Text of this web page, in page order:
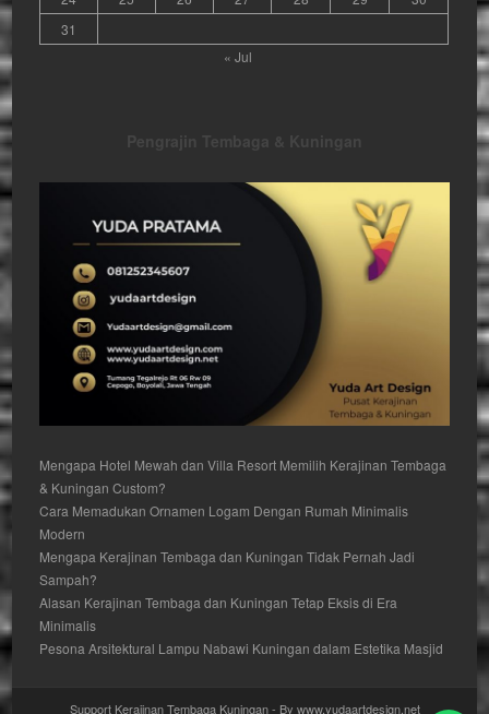
31
« Jul
Pengrajin Tembaga & Kuningan
Mengapa Hotel Mewah dan Villa Resort Memilih Kerajinan Tembaga
& Kuningan Custom?
Cara Memadukan Ornamen Logam Dengan Rumah Minimalis
Modern
Mengapa Kerajinan Tembaga dan Kuningan Tidak Pernah Jadi
Sampah?
Alasan Kerajinan Tembaga dan Kuningan Tetap Eksis di Era
Minimalis
Pesona Arsitektural Lampu Nabawi Kuningan dalam Estetika Masjid
Support Kerajinan Tembaga Kuningan - By www.yudaartdesign.net